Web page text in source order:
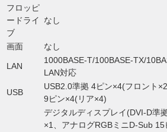
フロッピ
ードライ
ブ
なし
画面 なし
LAN
1000BASE-T/100BASE-TX/
LAN対応
USB
USB2.0準拠 4ピン×4(フロント
9ピン×4(リア×4)
デジタルディスプレイ(DVI-D準
×1、アナログRGBミニD-Sub 15